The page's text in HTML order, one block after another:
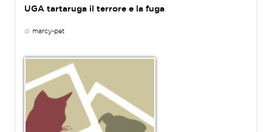
UGA tartaruga il terrore e la fuga
di marcy-pet